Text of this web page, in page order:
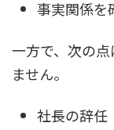
事実関係を
一方で、次の
ません。
社長の辞任